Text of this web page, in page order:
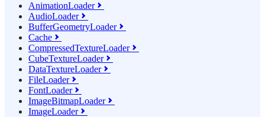
AnimationLoader
AudioLoader
BufferGeometryLoader
Cache 
CompressedTextureLoader
CubeTextureLoader
DataTextureLoader
FileLoader
FontLoader
ImageBitmapLoader
ImageLoader